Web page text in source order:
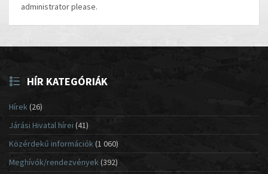
administrator please.
HÍR KATEGÓRIÁK
Hírek(26)
Járási Hivatal hírei (41)
Közérdekű információk(1 060)
Meghívók/rendezvények (392)